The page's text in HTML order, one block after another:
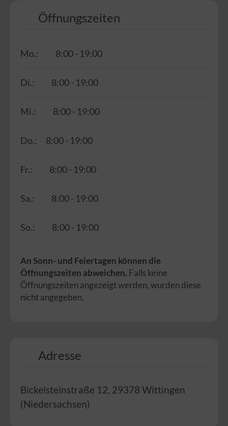
Öffnungszeiten
Mo.: 8:00 - 19:00
Di.: 8:00 - 19:00
Mi.: 8:00 - 19:00
Do.: 8:00 - 19:00
Fr.: 8:00 - 19:00
Sa.: 8:00 - 19:00
So.: 8:00 - 19:00
An Sonn- und Feiertagen können die
Öffnungszeiten abweichen. Falls keine
Öffnungszeiten angezeigt werden, wurden diese
nicht angegeben.
Adresse
Bickelsteinstraße 12, 29378 Wittingen
(Niedersachsen)